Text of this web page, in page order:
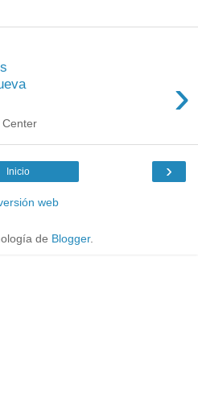
›
Center
›
Inicio
web
de Blogger.